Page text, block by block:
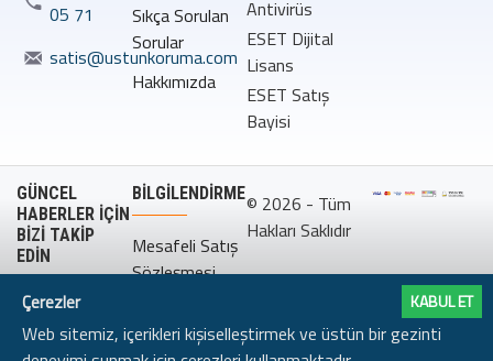
05 71
satis@ustunkoruma.com
Sıkça Sorulan
Sorular
Hakkımızda
Antivirüs
ESET Dijital
Lisans
ESET Satış
Bayisi
GÜNCEL
HABERLER İÇİN
BİZİ TAKİP
EDİN
BILGILENDIRME
Mesafeli Satış
Sözleşmesi
Politikası
© 2026 - Tüm
Hakları Saklıdır
KABUL ET
Çerezler
Web sitemiz, içerikleri kişiselleştirmek ve üstün bir gezinti